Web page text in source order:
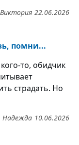
22.06.2026
Виктория
помни...
то, обидчик
страдать. Но
10.06.2026
Надежда